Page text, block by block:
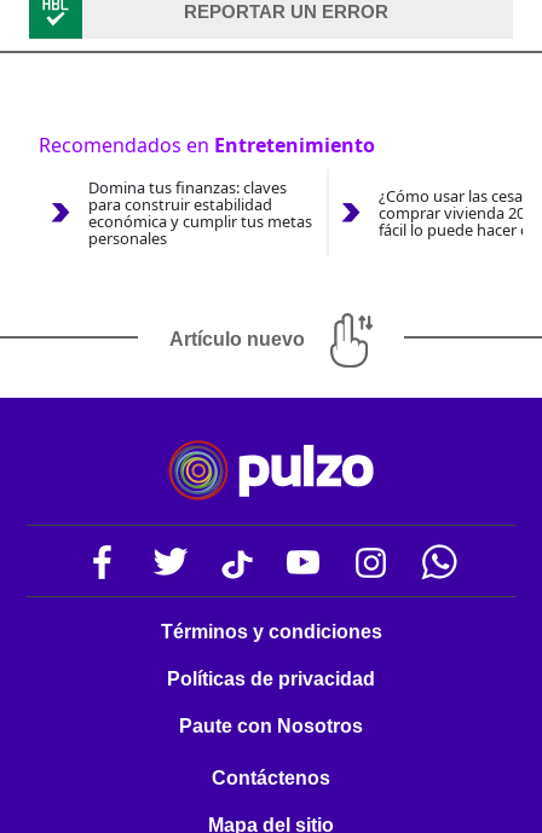
REPORTAR UN ERROR
Recomendados en Entretenimiento
Domina tus finanzas: claves
para construir estabilidad
económica y cumplir tus metas
personales
¿Cómo usar las
comprar vivienda
fácil lo puede hacer
Artículo nuevo
Términos y condiciones
Políticas de privacidad
Paute con Nosotros
Contáctenos
Mapa del sitio